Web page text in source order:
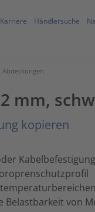
Karriere Händlersuche
Abdeckungen
mm,
kopieren
Kabelbefestigung
Belastbarkeit von